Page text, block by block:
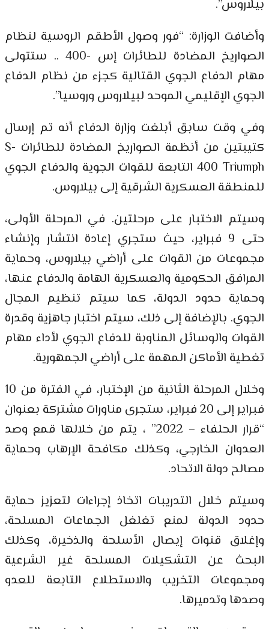
بيلاروس”.
وأضافت الوزارة: “فور وصول الأطقم الروسية لنظام
الصواريخ المضادة للطائرات إس -400 .. ستتولى
مهام الدفاع الجوي القتالية كجزء من نظام الدفاع
الجوي الإقليمي الموحد لبيلاروس وروسيا”.
وفي وقت سابق أبلغت وزارة الدفاع أنه تم إرسال
كتيبتين من أنظمة الصواريخ المضادة للطائرات S-
400 Triumph التابعة للقوات الجوية والدفاع الجوي
للمنطقة العسكرية الشرقية إلى بيلاروس.
وسيتم الاختبار على مرحلتين. في المرحلة الأولى،
حتى 9 فبراير، حيث ستجري إعادة انتشار وإنشاء
مجموعات من القوات على أراضي بيلاروس، وحماية
المرافق الحكومية والعسكرية الهامة والدفاع عنها،
وحماية حدود الدولة، كما سيتم تنظيم المجال
الجوي. بالإضافة إلى ذلك، سيتم اختبار جاهزية وقدرة
القوات والوسائل المناوبة للدفاع الجوي لأداء مهام
تغطية الأماكن المهمة على أراضي الجمهورية.
وخلال المرحلة الثانية من الإختبار، في الفترة من 10
فبراير إلى 20 فبراير، ستجرى مناورات مشتركة بعنوان
“قرار الحلفاء – 2022” ، يتم من خلالها قمع وصد
العدوان الخارجي، وكذلك مكافحة الإرهاب وحماية
مصالح دولة الاتحاد.
وسيتم خلال التدريبات اتخاذ إجراءات لتعزيز حماية
حدود الدولة لمنع تغلغل الجماعات المسلحة،
وإغلاق قنوات إيصال الأسلحة والذخيرة، وكذلك
البحث عن التشكيلات المسلحة غير الشرعية
ومجموعات التخريب والاستطلاع التابعة للعدو
وصدها وتدميرها.